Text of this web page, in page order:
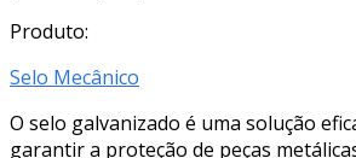
Produto:
Selo Mecânico
O selo galvanizado é uma solução
garantir a proteção de peças